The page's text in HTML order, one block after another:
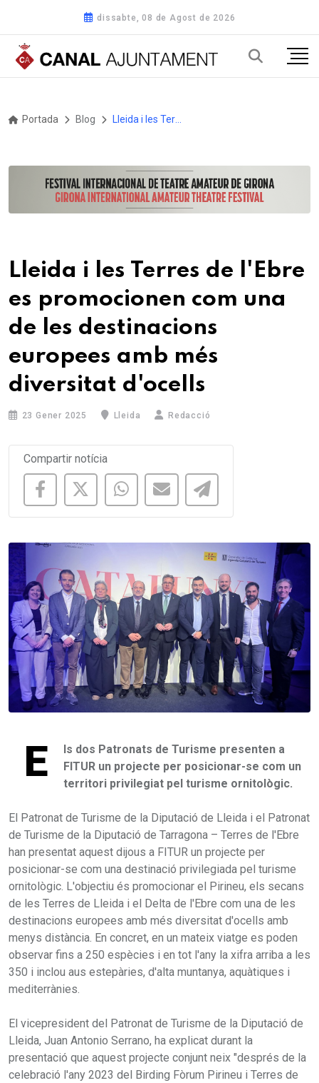
dissabte, 08 de Agost de 2026
Portada Blog
Lleida i les Terres de l'Ebre
es promocionen com una
de les destinacions
europees amb més
diversitat d'ocells
23 Gener 2025 Lleida Redacció
Compartir notícia
E
ls dos Patronats de Turisme presenten a
FITUR un projecte per posicionar-se com un
territori privilegiat pel turisme ornitològic.
El Patronat de Turisme de la Diputació de Lleida i el Patronat
de Turisme de la Diputació de Tarragona – Terres de l'Ebre
han presentat aquest dijous a FITUR un projecte per
posicionar-se com una destinació privilegiada pel turisme
ornitològic. L'objectiu és promocionar el Pirineu, els secans
de les Terres de Lleida i el Delta de l'Ebre com una de les
destinacions europees amb més diversitat d'ocells amb
menys distància. En concret, en un mateix viatge es poden
observar fins a 250 espècies i en tot l'any la xifra arriba a les
350 i inclou aus estepàries, d'alta muntanya, aquàtiques i
mediterrànies.
El vicepresident del Patronat de Turisme de la Diputació de
Lleida, Juan Antonio Serrano, ha explicat durant la
presentació que aquest projecte conjunt neix "després de la
celebració l'any 2023 del Birding Fòrum Pirineu i Terres de